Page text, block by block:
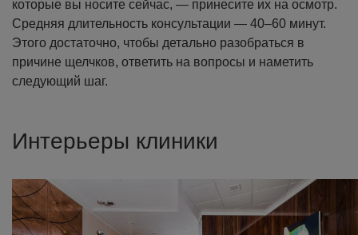
которые вы носите сейчас, — принесите их на осмотр.
Средняя длительность консультации — 40–60 минут.
Этого достаточно, чтобы детально разобраться в
причине щелчков, ответить на вопросы и наметить
следующий шаг.
Интерьеры клиники